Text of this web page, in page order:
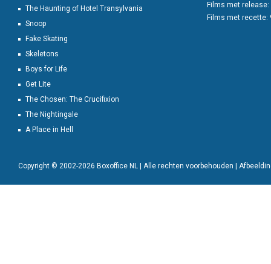
The Haunting of Hotel Transylvania
Snoop
Fake Skating
Skeletons
Boys for Life
Get Lite
The Chosen: The Crucifixion
The Nightingale
A Place in Hell
Films met release:
Films met recette:
Copyright © 2002-2026 Boxoffice NL | Alle rechten voorbehouden |